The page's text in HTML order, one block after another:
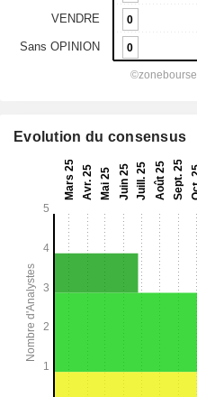
Evolution du consensus